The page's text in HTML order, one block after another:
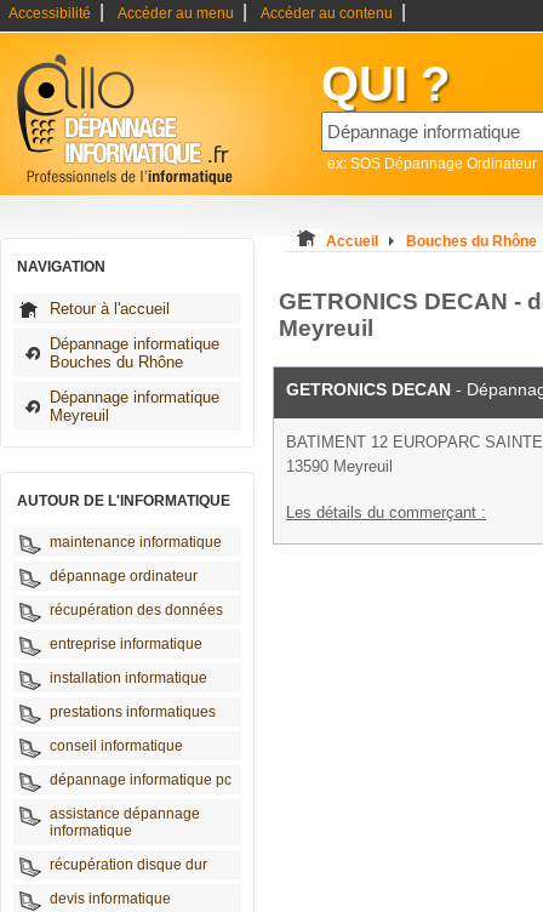
Accessibilité Accéder au menu Accéder au contenu
QUI ?
ex: SOS Dépannage Ordinateur
NAVIGATION
Retour à l'accueil
Dépannage informatique
Bouches du Rhône
Dépannage informatique
Meyreuil
AUTOUR DE L'INFORMATIQUE
maintenance informatique
dépannage ordinateur
récupération des données
entreprise informatique
installation informatique
prestations informatiques
conseil informatique
dépannage informatique pc
assistance dépannage
informatique
récupération disque dur
devis informatique
Accueil Bouches du Rhône
GETRONICS DECAN -
Meyreuil
GETRONICS DECAN -
BATIMENT 12 EUROPARC
13590 Meyreuil
Les détails du commerçant :